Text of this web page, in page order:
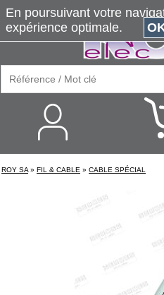
ROY SA » FIL & CABLE » CABLE SPÉCIAL
En poursuivant votre
expérience optimale.